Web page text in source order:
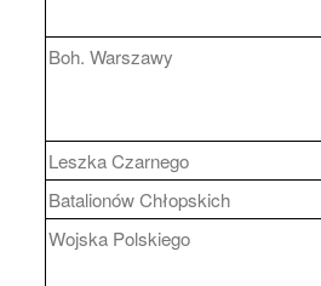
Boh. Warszawy
Leszka Czarnego
Batalionów Chłopskich
Wojska Polskiego